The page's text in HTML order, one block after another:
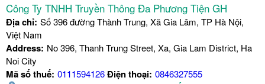
Công Ty TNHH Truyền Thông Đa Phương Tiện GH
Địa chỉ: Số 396 đường Thành Trung, Xã Gia Lâm, TP Hà Nội,
Việt Nam
Address: No 396, Thanh Trung Street, Xa, Gia Lam District, Ha
Noi City
Mã số thuế: 0111594126Điện thoại: 0846327555